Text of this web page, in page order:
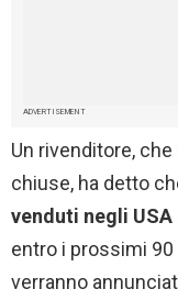
ADVERTISEMENT
Un rivenditore,
chiuse, ha detto
venduti negli
entro i prossimi
verranno